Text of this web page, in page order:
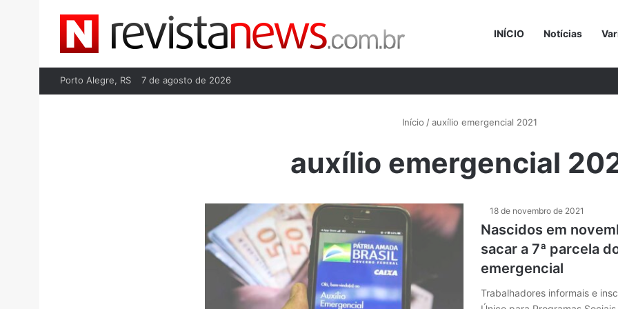
INÍCIO Notícias
Porto Alegre, RS 7 de agosto de 2026
Início / auxílio emergencial 2021
auxílio emergencial
18 de novembro de 2021
Nascidos em
sacar a 7ª parcela
emergencial
Trabalhadores informais e